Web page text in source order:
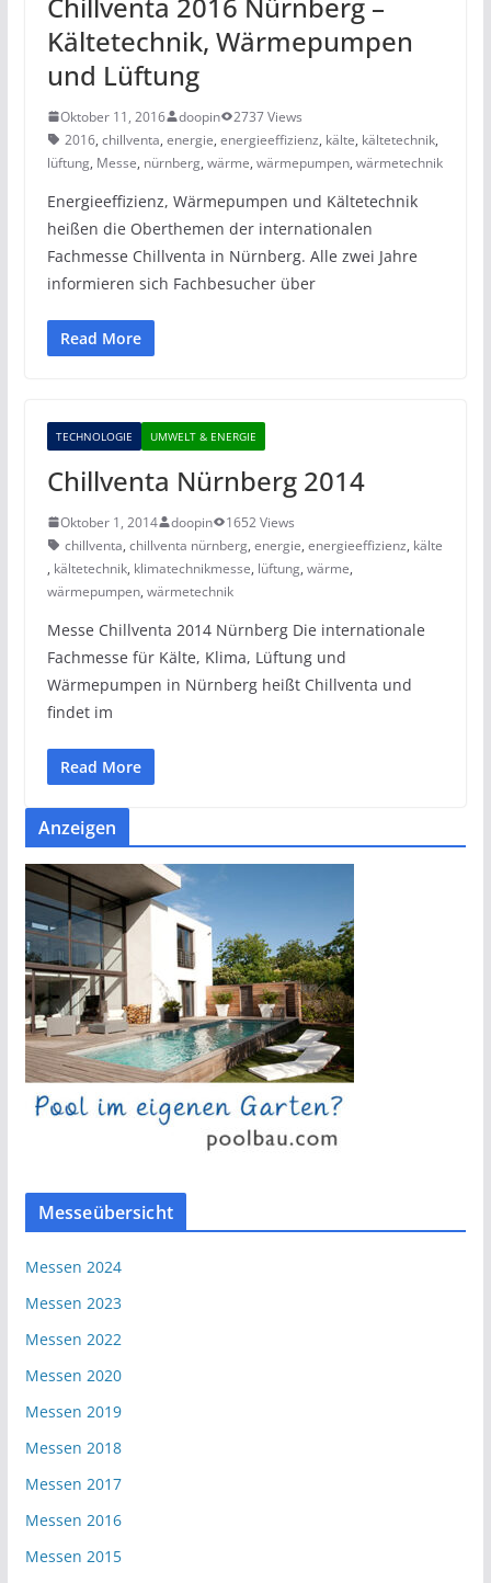
Kältetechnik, Wärmepumpen
und Lüftung
Oktober 11, 2016 doopin
2737 Views
2016, chillventa, energie, energieeffizienz, kälte, kältetechnik,
lüftung, Messe, nürnberg, wärme, wärmepumpen, wärmetechnik
Energieeffizienz, Wärmepumpen und Kältetechnik
heißen die Oberthemen der internationalen
Fachmesse Chillventa in Nürnberg. Alle zwei Jahre
informieren sich Fachbesucher über
Read More
TECHNOLOGIE UMWELT & ENERGIE
Chillventa Nürnberg 2014
Oktober 1, 2014 doopin
1652 Views
chillventa, chillventa nürnberg, energie, energieeffizienz, kälte
, kältetechnik, klimatechnikmesse, lüftung, wärme,
wärmepumpen, wärmetechnik
Messe Chillventa 2014 Nürnberg Die internationale
Fachmesse für Kälte, Klima, Lüftung und
Wärmepumpen in Nürnberg heißt Chillventa und
findet im
Read More
Anzeigen
Messeübersicht
Messen 2024
Messen 2023
Messen 2022
Messen 2020
Messen 2019
Messen 2018
Messen 2017
Messen 2016
Messen 2015